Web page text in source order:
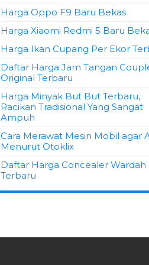
Harga Oppo F9 Baru Bekas
Harga Xiaomi Redmi 5 Baru
Harga Ikan Cupang Per Ekor
Daftar Harga Jam Tangan
Original Terbaru
Harga Minyak But But Terbaru,
Racikan Tradisional Yang Sangat
Ampuh
Cara Merawat Mesin Mobil agar
Menurut Otoklix
Daftar Harga Concealer Wardah
Terbaru